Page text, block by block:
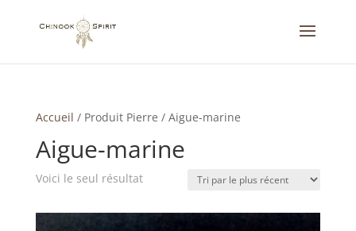
Accueil / Produit Pierre / Aigue-marine
Aigue-marine
Voici le seul résultat